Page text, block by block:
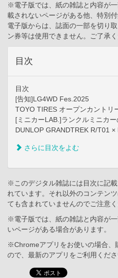
※電子版では、紙の雑誌と内容が
載されないページがある他、特別
電子版からは、誌面の一部を切り
ン券等は使用できません。ご了承く
目次
目次
[告知]LG4WD Fes.2025
TOYO TIRES オープンカントリ
[ミニカーLAB.]ランクルミニカ
DUNLOP GRANDTREK R/T01 ×
さらに目次をよむ
※このデジタル雑誌には目次に記
れています。それ以外のコンテン
ても含まれていませんのでご注意く
※電子版では、紙の雑誌と内容が
いページがある場合があります。
※Chromeアプリをお使いの場合、
ので、最新のアプリをご利用くださ